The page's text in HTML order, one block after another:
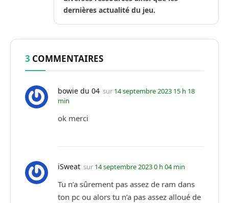
dernières actualité du jeu.
3 COMMENTAIRES
bowie du 04 sur 14 septembre 2023 15 h 18
min
ok merci
iSweat sur 14 septembre 2023 0 h 04 min
Tu n’a sûrement pas assez de ram dans
ton pc ou alors tu n’a pas assez alloué de